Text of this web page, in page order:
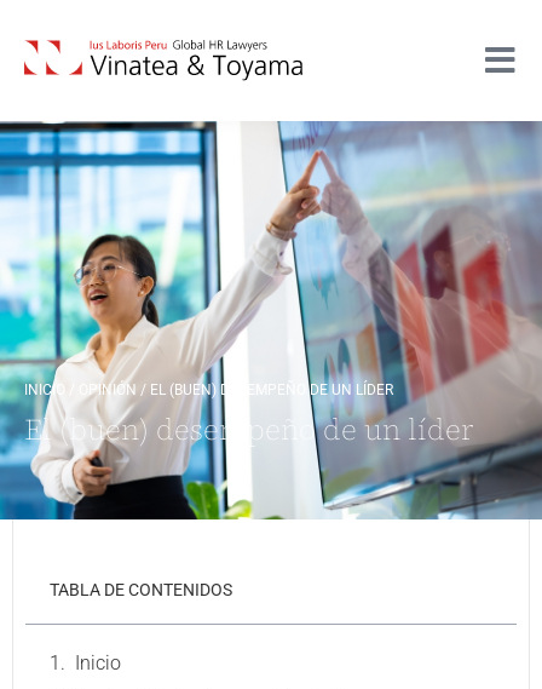
INICIO OPINIÓN / EL (BUEN) DESEMPEÑO DE UN LÍDER
El (buen) desempeño de un líder
TABLA DE CONTENIDOS
Inicio